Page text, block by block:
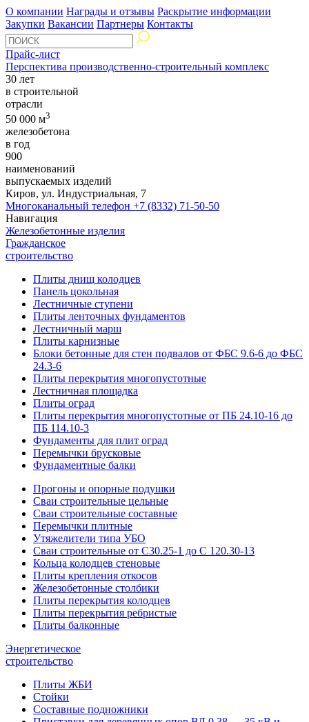
О компании Награды и отзывы Раскрытие информации
Закупки Вакансии Партнеры Контакты
Прайс-лист
Перспектива производственно-строительный комплекс
30 лет
в строительной
отрасли
50 000 м3
железобетона
в год
900
наименований
выпускаемых изделий
Киров, ул. Индустриальная, 7
Многоканальный телефон +7 (8332) 71-50-50
Навигация
Железобетонные изделия
Гражданское
строительство
Плиты днищ колодцев
Панель цокольная
Лестничные ступени
Плиты ленточных фундаментов
Лестничный марш
Плиты карнизные
Блоки бетонные для стен подвалов от ФБС 9.6-6 до ФБС
24.3-6
Плиты перекрытия многопустотные
Лестничная площадка
Плиты оград
Плиты перекрытия многопустотные от ПБ 24.10-16 до
ПБ 114.10-3
Фундаменты для плит оград
Перемычки брусковые
Фундаментные балки
Прогоны и опорные подушки
Сваи строительные цельные
Сваи строительные составные
Перемычки плитные
Утяжелители типа УБО
Сваи строительные от С30.25-1 до С 120.30-13
Кольца колодцев стеновые
Плиты крепления откосов
Железобетонные столбики
Плиты перекрытия колодцев
Плиты перекрытия ребристые
Плиты балконные
Энергетическое
строительство
Плиты ЖБИ
Стойки
Составные подножники